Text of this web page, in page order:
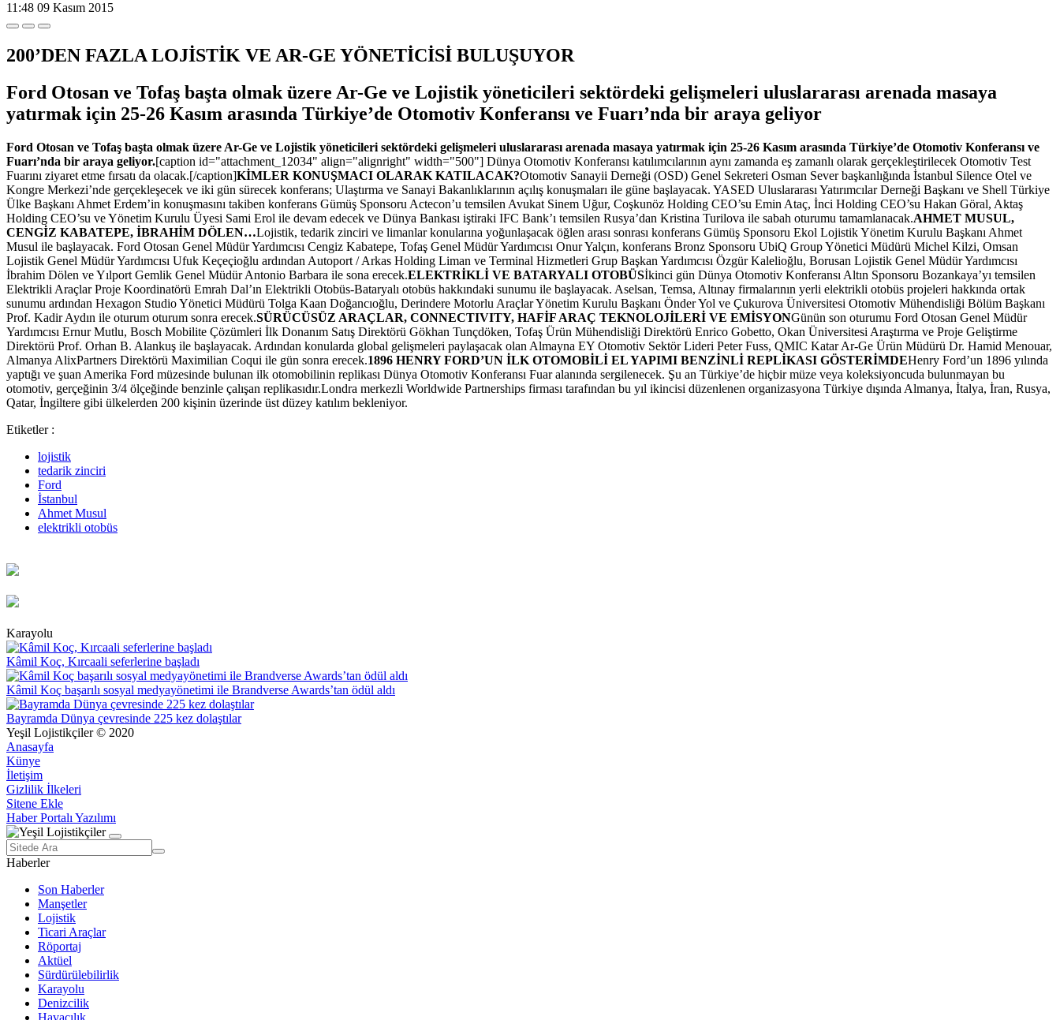
11:48 09 Kasım 2015
200’DEN FAZLA LOJİSTİK VE AR-GE YÖNETİCİSİ BULUŞUYOR
Ford Otosan ve Tofaş başta olmak üzere ​Ar-Ge ve Lojistik yöneticileri sektördeki gelişmeleri uluslararası arenada masaya
yatırmak için 25-26 Kasım arasında Türkiye’de Otomotiv Konferansı ve Fuarı’nda bir araya geliyor
Ford Otosan ve Tofaş başta olmak üzere ​Ar-Ge ve Lojistik yöneticileri sektördeki gelişmeleri uluslararası arenada masaya yatırmak için 25-26 Kasım arasında Türkiye’de Otomotiv Konferansı ve
Fuarı’nda bir araya geliyor.[caption id="attachment_12034" align="alignright" width="500"] Dünya Otomotiv Konferansı katılımcılarının aynı zamanda eş zamanlı olarak gerçekleştirilecek Otomotiv Test
Fuarını ziyaret etme fırsatı da olacak.[/caption]KİMLER KONUŞMACI OLARAK KATILACAK?Otomotiv Sanayii Derneği (OSD) Genel Sekreteri Osman Sever başkanlığında İstanbul Silence Otel ve
Kongre Merkezi’nde gerçekleşecek ve iki gün sürecek konferans; Ulaştırma ve Sanayi Bakanlıklarının açılış konuşmaları ile güne başlayacak. YASED Uluslararası Yatırımcılar Derneği Başkanı ve Shell Türkiye
Ülke Başkanı Ahmet Erdem’in konuşmasını takiben konferans Gümüş Sponsoru Actecon’u temsilen Avukat Sinem Uğur, Coşkunöz Holding CEO’su Emin Ataç, İnci Holding CEO’su Hakan Göral, Aktaş
Holding CEO’su ve Yönetim Kurulu Üyesi Sami Erol ile devam edecek ve Dünya Bankası iştiraki IFC Bank’ı temsilen Rusya’dan Kristina Turilova ile sabah oturumu tamamlanacak.AHMET MUSUL,
CENGİZ KABATEPE, İBRAHİM DÖLEN…Lojistik, tedarik zinciri ve limanlar konularına yoğunlaşacak öğlen arası sonrası konferans Gümüş Sponsoru Ekol Lojistik Yönetim Kurulu Başkanı Ahmet
Musul ile başlayacak. Ford Otosan Genel Müdür Yardımcısı Cengiz Kabatepe, Tofaş Genel Müdür Yardımcısı Onur Yalçın, konferans Bronz Sponsoru UbiQ Group Yönetici Müdürü Michel Kilzi, Omsan
Lojistik Genel Müdür Yardımcısı Ufuk Keçeçioğlu ardından Autoport / Arkas Holding Liman ve Terminal Hizmetleri Grup Başkan Yardımcısı Özgür Kalelioğlu, Borusan Lojistik Genel Müdür Yardımcısı
İbrahim Dölen ve Yılport Gemlik Genel Müdür Antonio Barbara ile sona erecek.ELEKTRİKLİ VE BATARYALI OTOBÜSİkinci gün Dünya Otomotiv Konferansı Altın Sponsoru Bozankaya’yı temsilen
Elektrikli Araçlar Proje Koordinatörü Emrah Dal’ın Elektrikli Otobüs-Bataryalı otobüs hakkındaki sunumu ile başlayacak. Aselsan, Temsa, Altınay firmalarının yerli elektrikli otobüs projeleri hakkında ortak
sunumu ardından Hexagon Studio Yönetici Müdürü Tolga Kaan Doğancıoğlu, Derindere Motorlu Araçlar Yönetim Kurulu Başkanı Önder Yol ve Çukurova Üniversitesi Otomotiv Mühendisliği Bölüm Başkanı
Prof. Kadir Aydın ile oturum oturum sonra erecek.SÜRÜCÜSÜZ ARAÇLAR, CONNECTIVITY, HAFİF ARAÇ TEKNOLOJİLERİ VE EMİSYONGünün son oturumu Ford Otosan Genel Müdür
Yardımcısı Ernur Mutlu, Bosch Mobilite Çözümleri İlk Donanım Satış Direktörü Gökhan Tunçdöken, Tofaş Ürün Mühendisliği Direktörü Enrico Gobetto, Okan Üniversitesi Araştırma ve Proje Geliştirme
Direktörü Prof. Orhan B. Alankuş ile başlayacak. Ardından konularda global gelişmeleri paylaşacak olan Almayna EY Otomotiv Sektör Lideri Peter Fuss, QMIC Katar Ar-Ge Ürün Müdürü Dr. Hamid Menouar,
Almanya AlixPartners Direktörü Maximilian Coqui ile gün sonra erecek.1896 HENRY FORD’UN İLK OTOMOBİLİ EL YAPIMI BENZİNLİ REPLİKASI GÖSTERİMDEHenry Ford’un 1896 yılında
yaptığı ve şuan Amerika Ford müzesinde bulunan ilk otomobilinin replikası Dünya Otomotiv Konferansı Fuar alanında sergilenecek. Şu an Türkiye’de hiçbir müze veya koleksiyoncuda bulunmayan bu
otomotiv, gerçeğinin 3/4 ölçeğinde benzinle çalışan replikasıdır.Londra merkezli Worldwide Partnerships firması tarafından bu yıl ikincisi düzenlenen organizasyona Türkiye dışında Almanya, İtalya, İran, Rusya,
Qatar, İngiltere gibi ülkelerden 200 kişinin üzerinde üst düzey katılım bekleniyor.
Etiketler :
lojistik
tedarik zinciri
Ford
İstanbul
Ahmet Musul
elektrikli otobüs
Karayolu
Kâmil Koç, Kırcaali seferlerine başladı
Kâmil Koç başarılı sosyal medyayönetimi ile Brandverse Awards’tan ödül aldı
Bayramda Dünya çevresinde 225 kez dolaştılar
Yeşil Lojistikçiler © 2020
Anasayfa
Künye
İletişim
Gizlilik İlkeleri
Sitene Ekle
Haber Portalı Yazılımı
Haberler
Son Haberler
Manşetler
Lojistik
Ticari Araçlar
Röportaj
Aktüel
Sürdürülebilirlik
Karayolu
Denizcilik